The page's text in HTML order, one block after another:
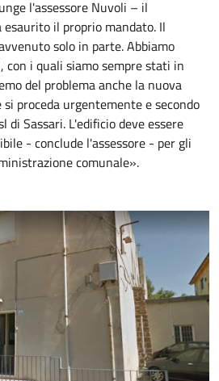
l'assessore Nuvoli – il
il proprio mandato. Il
solo in parte. Abbiamo
i quali siamo sempre stati in
del problema anche la nuova
proceda urgentemente e secondo
di Sassari. L'edificio deve essere
- conclude l'assessore - per gli
comunale».